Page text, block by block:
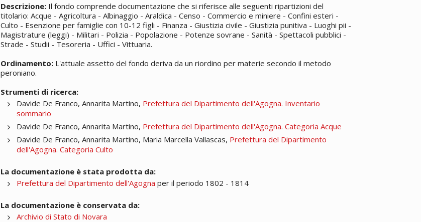
Descrizione: Il fondo comprende documentazione che si riferisce alle seguenti ripartizioni del
titolario: Acque - Agricoltura - Albinaggio - Araldica - Censo - Commercio e miniere - Confini esteri -
Culto - Esenzione per famiglie con 10-12 figli - Finanza - Giustizia civile - Giustizia punitiva - Luoghi pii -
Magistrature (leggi) - Militari - Polizia - Popolazione - Potenze sovrane - Sanità - Spettacoli pubblici -
Strade - Studii - Tesoreria - Uffici - Vittuaria.
Ordinamento: L'attuale assetto del fondo deriva da un riordino per materie secondo il metodo
peroniano.
Strumenti di ricerca:
Davide De Franco, Annarita Martino, Prefettura del Dipartimento dell'Agogna. Inventario
sommario
Davide De Franco, Annarita Martino, Prefettura del Dipartimento dell'Agogna. Categoria Acque
Davide De Franco, Annarita Martino, Maria Marcella Vallascas, Prefettura del Dipartimento
dell'Agogna. Categoria Culto
La documentazione è stata prodotta da:
Prefettura del Dipartimento dell'Agogna per il periodo 1802 - 1814
La documentazione è conservata da:
Archivio di Stato di Novara